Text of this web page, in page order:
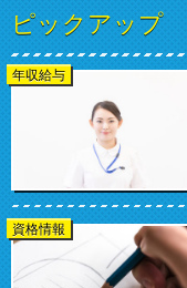
ピックアップ
年収給与
資格情報